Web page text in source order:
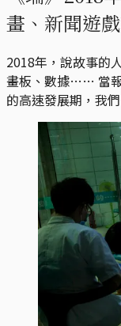
畫、新聞遊
2018年，說故事的
畫板、數據…… 當
的高速發展期，我